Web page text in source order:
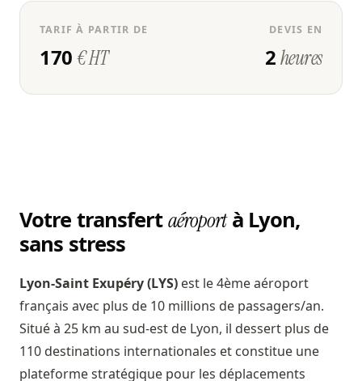
TARIF À PARTIR DE
170€ HT
DEVIS EN
2heures
Votre transfertaéroportà Lyon,
sans stress
Lyon-Saint Exupéry (LYS) est le 4ème aéroport
français avec plus de 10 millions de passagers/an.
Situé à 25 km au sud-est de Lyon, il dessert plus de
110 destinations internationales et constitue une
plateforme stratégique pour les déplacements